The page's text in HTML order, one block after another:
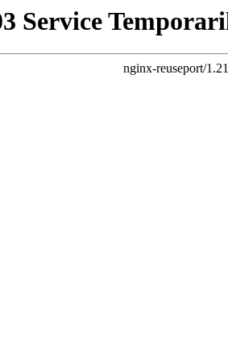
Service
nginx-reuseport/